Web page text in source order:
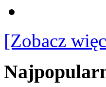
[Zobacz